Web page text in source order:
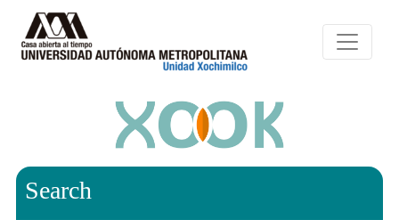
Search